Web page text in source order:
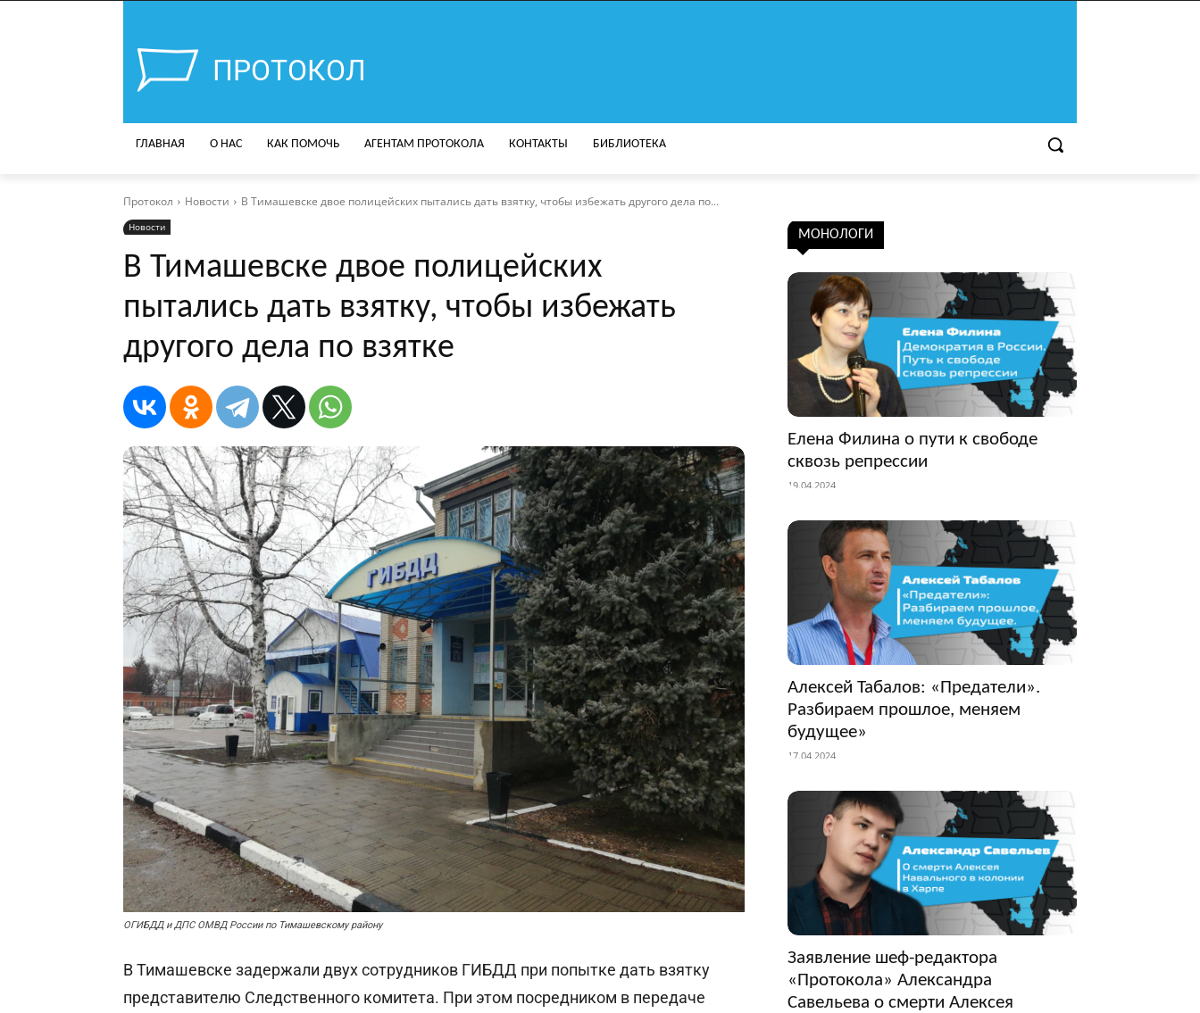
ПРОТОКОЛ
ГЛАВНАЯ О НАС КАК ПОМОЧЬ АГЕНТАМ ПРОТОКОЛА КОНТАКТЫ БИБЛИОТЕКА
Протокол Новости В Тимашевске двое полицейских пытались дать взятку, чтобы избежать другого дела по...
Новости
В Тимашевске двое полицейских
пытались дать взятку, чтобы избежать
другого дела по взятке
ОГИБДД и ДПС ОМВД России по Тимашевскому району
В Тимашевске задержали двух сотрудников ГИБДД при попытке дать взятку
представителю Следственного комитета. При этом посредником в передаче
МОНОЛОГИ
Елена Филина о пути к свободе
сквозь репрессии
19.04.2024
Алексей Табалов: «Предатели».
Разбираем прошлое, меняем
будущее»
17.04.2024
Заявление шеф-редактора
«Протокола» Александра
Савельева о смерти Алексея